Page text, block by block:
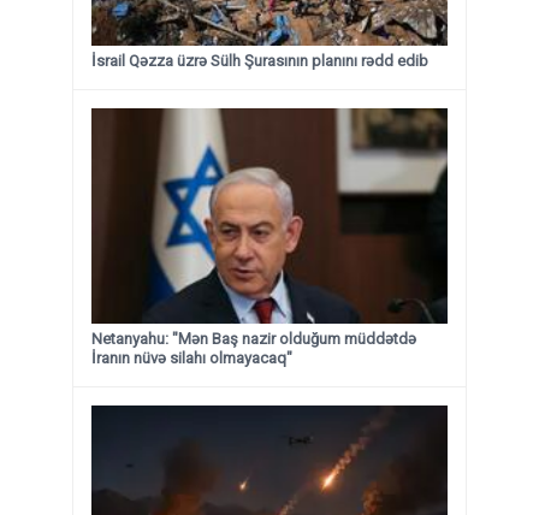
İsrail Qəzza üzrə Sülh Şurasının planını rədd edib
Netanyahu: "Mən Baş nazir olduğum müddətdə
İranın nüvə silahı olmayacaq"